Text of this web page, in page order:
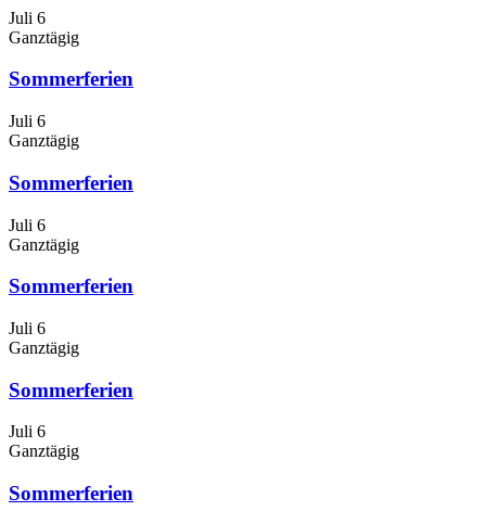
Juli 6
Ganztägig
Sommerferien
Juli 6
Ganztägig
Sommerferien
Juli 6
Ganztägig
Sommerferien
Juli 6
Ganztägig
Sommerferien
Juli 6
Ganztägig
Sommerferien